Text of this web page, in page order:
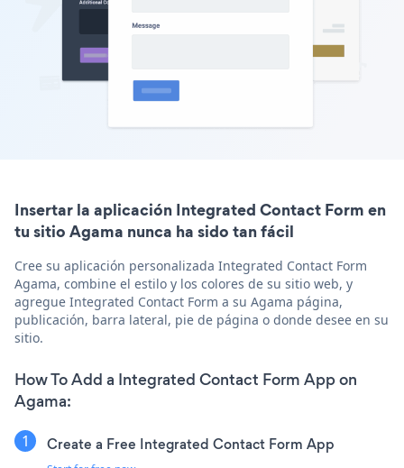
Insertar la aplicación Integrated Contact Form en
tu sitio Agama nunca ha sido tan fácil
Cree su aplicación personalizada Integrated Contact Form
Agama, combine el estilo y los colores de su sitio web, y
agregue Integrated Contact Form a su Agama página,
publicación, barra lateral, pie de página o donde desee en su
sitio.
How To Add a Integrated Contact Form App on
Agama:
Create a Free Integrated Contact Form App